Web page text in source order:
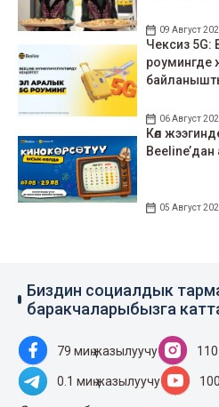
09 Август
Чексиз 5G:
роумингде
06 Август
Көл
Beeline’дан
05 Август
Биздин социалдык
баракчаларыбызга
79 миң жазылуучу
0.1 миң жазылуучу